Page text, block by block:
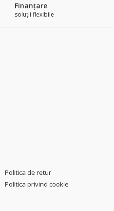
Finanțare
soluții flexibile
Politica de retur
Politica privind cookie